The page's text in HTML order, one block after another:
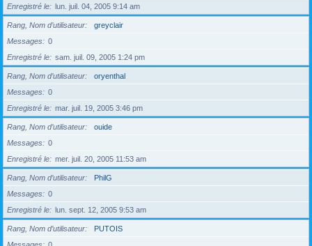
Enregistré le
lun. juil. 04, 2005 9:14 am
Rang, Nom d’utilisateur
greyclair
Messages
0
Enregistré le
sam. juil. 09, 2005 1:24 pm
Rang, Nom d’utilisateur
oryenthal
Messages
0
Enregistré le
mar. juil. 19, 2005 3:46 pm
Rang, Nom d’utilisateur
ouide
Messages
0
Enregistré le
mer. juil. 20, 2005 11:53 am
Rang, Nom d’utilisateur
PhilG
Messages
0
Enregistré le
lun. sept. 12, 2005 9:53 am
Rang, Nom d’utilisateur
PUTOIS